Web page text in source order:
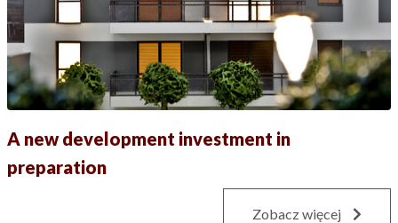
A new development investment in
preparation
Zobacz więcej